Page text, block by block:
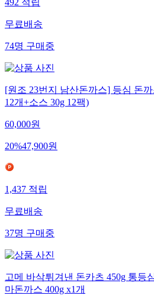
492적립
무료배송
74명구매중
[원조 23번지 남산돈까스] 등심 돈
12개+소스 30g 12팩)
60,000원
20%47,900원
1,437적립
무료배송
37명구매중
고메 바삭튀겨낸 돈카츠 450g 통등
마돈까스 400g x1개